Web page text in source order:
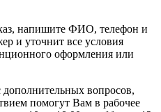
напишите ФИО, телефон и
и уточнит все условия
оформления или
вопросов,
помогут Вам в рабочее